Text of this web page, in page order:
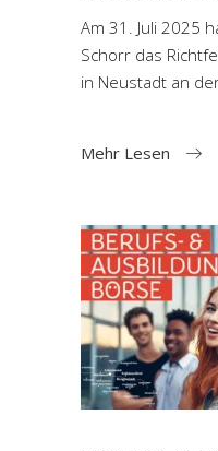
Am 31. Juli 2025
Schorr das
in Neustadt an
Mehr Lesen